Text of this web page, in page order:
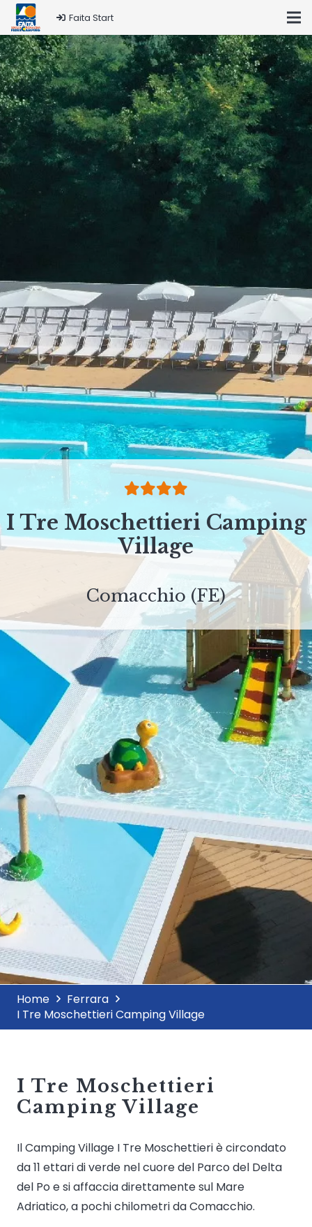
Faita Start
I Tre Moschettieri Camping
Village
Comacchio (FE)
Home
Ferrara
I Tre Moschettieri Camping Village
I Tre Moschettieri
Camping Village
Il Camping Village I Tre Moschettieri è circondato
da 11 ettari di verde nel cuore del Parco del Delta
del Po e si affaccia direttamente sul Mare
Adriatico, a pochi chilometri da Comacchio.